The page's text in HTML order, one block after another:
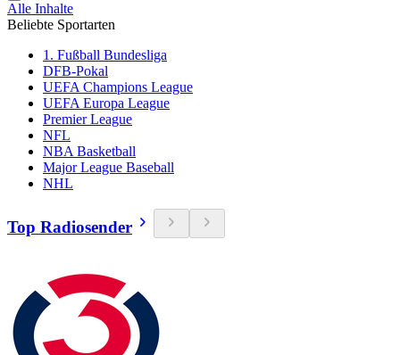
Alle Inhalte
Beliebte Sportarten
1. Fußball Bundesliga
DFB-Pokal
UEFA Champions League
UEFA Europa League
Premier League
NFL
NBA Basketball
Major League Baseball
NHL
Top Radiosender